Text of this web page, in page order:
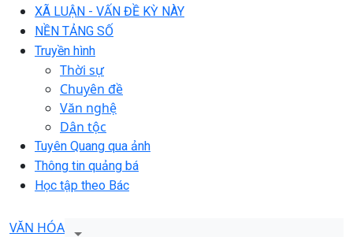
XÃ LUẬN - VẤN ĐỀ KỲ NÀY
NỀN TẢNG SỐ
Truyền hình
Thời sự
Chuyên đề
Văn nghệ
Dân tộc
Tuyên Quang qua ảnh
Thông tin quảng bá
Học tập theo Bác
VĂN HÓA